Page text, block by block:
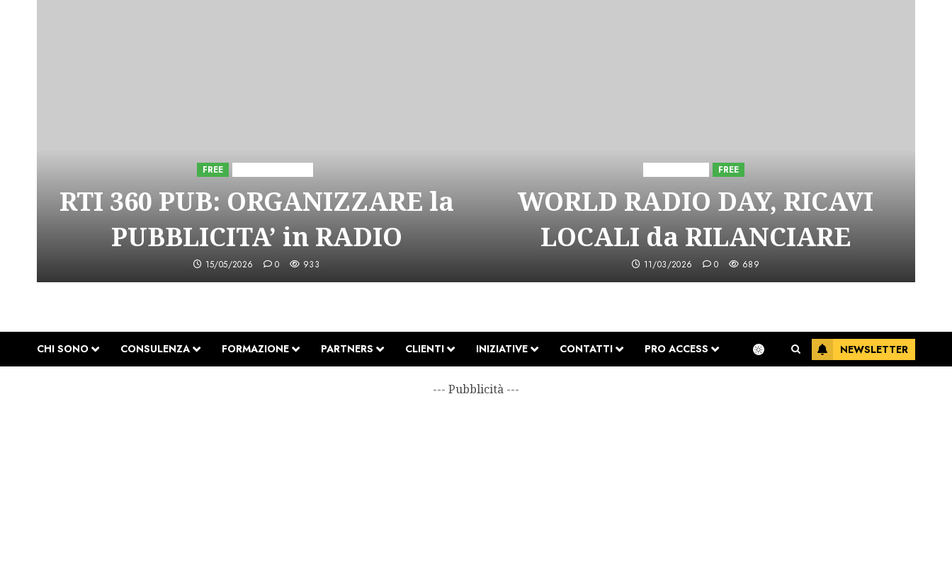
FREE
RTI 360 PUB: ORGANIZZARE la
PUBBLICITA’ in RADIO
15/05/2026 0 933
FREE
WORLD RADIO DAY, RICAVI
LOCALI da RILANCIARE
11/03/2026 0 689
CHI SONO CONSULENZA FORMAZIONE PARTNERS CLIENTI INIZIATIVE CONTATTI PRO ACCESS NEWSLETTER
--- Pubblicità ---